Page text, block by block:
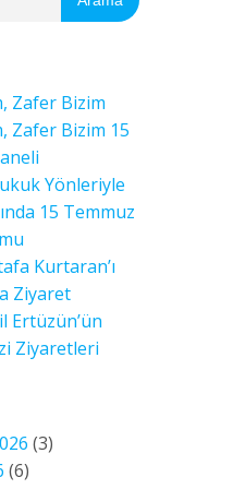
Zafer Bizim
Zafer Bizim 15
Yönleriyle
15 Temmuz
Kurtaran’ı
Ziyaret
Ertüzün’ün
Ziyaretleri
(3)
(6)